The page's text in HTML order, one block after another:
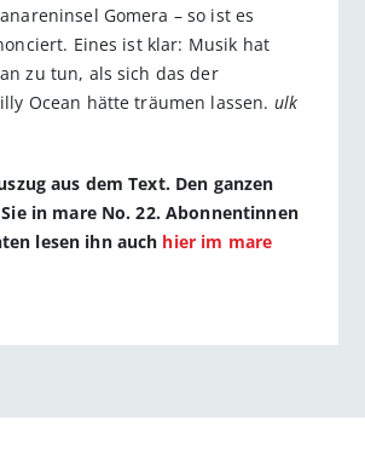
Gomera – so ist es
Eines ist klar: Musik hat
zu tun, als sich das der
Ocean hätte träumen lassen. ulk
aus dem Text. Den ganzen
in mare No. 22. Abonnentinnen
lesen ihn auch hier im mare